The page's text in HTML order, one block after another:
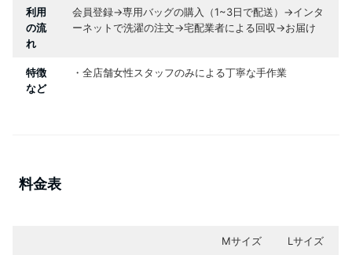
利用
の流
れ
会員登録→専用バッグの購入（1~3日で配送）→インタ
ーネットで洗濯の注文→宅配業者による回収→お届け
特徴
など
・全店舗女性スタッフのみによる丁寧な手作業
料金表
Mサイズ Lサイズ